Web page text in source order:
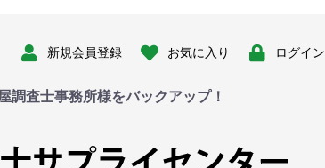
新規会員登録 お気に入り ログイン
査士事務所様をバックアップ！